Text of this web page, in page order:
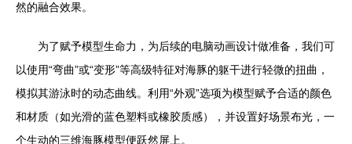
然的融合效果。
为了赋予模型生命力，为后续的电脑动画设计做准备，我们可
以使用“弯曲”或“变形”等高级特征对海豚的躯干进行轻微的扭曲，
模拟其游泳时的动态曲线。利用“外观”选项为模型赋予合适的颜色
和材质（如光滑的蓝色塑料或橡胶质感），并设置好场景布光，一
个生动的三维海豚模型便跃然屏上。